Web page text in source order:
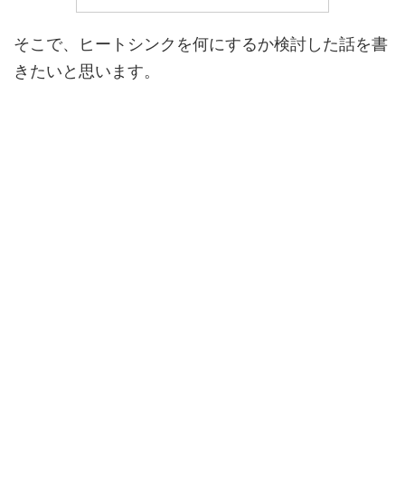
そこで、ヒートシンクを何にするか検討した話を書
きたいと思います。